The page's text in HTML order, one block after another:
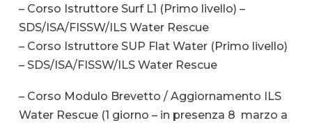
– Corso Istruttore Surf L1 (Primo livello) –
SDS/ISA/FISSW/ILS Water Rescue
– Corso Istruttore SUP Flat Water (Primo livello)
– SDS/ISA/FISSW/ILS Water Rescue
– Corso Modulo Brevetto / Aggiornamento ILS
Water Rescue (1 giorno – in presenza 8 marzo a